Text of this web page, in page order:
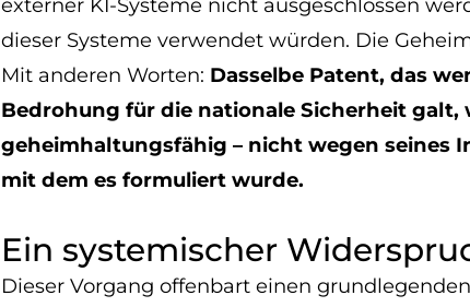
dieser Systeme verwendet würden. Die
Mit anderen Worten: Dasselbe Patent, das
Bedrohung für die nationale Sicherheit
geheimhaltungsfähig – nicht wegen seines
mit dem es formuliert wurde.
Ein systemischer
Dieser Vorgang offenbart einen